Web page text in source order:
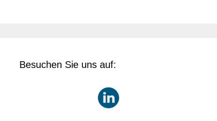
Besuchen Sie uns auf: